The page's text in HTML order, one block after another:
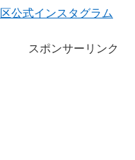
公式インスタグラム
スポンサーリンク